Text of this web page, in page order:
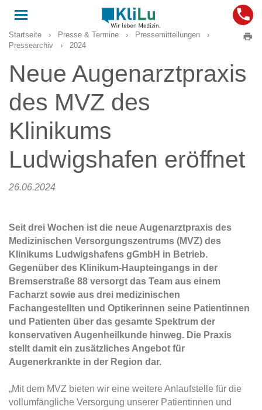
Toggle
navigation
Startseite › Presse & Termine › Pressemitteilungen
›
Pressearchiv
› 2024
Neue Augenarztpraxis
des MVZ des
Klinikums
Ludwigshafen eröffnet
26.06.2024
Seit drei Wochen ist die neue Augenarztpraxis des
Medizinischen Versorgungszentrums (MVZ) des
Klinikums Ludwigshafens gGmbH in Betrieb.
Gegenüber des Klinikum-Haupteingangs in der
Bremserstraße 88 versorgt das Team aus einem
Facharzt sowie aus drei medizinischen
Fachangestellten und Optikerinnen seine Patientinnen
und Patienten über das gesamte Spektrum der
konservativen Augenheilkunde hinweg. Die Praxis
stellt damit ein zusätzliches Angebot für
Augenerkrankte in der Region dar.
„Mit dem MVZ bieten wir eine weitere Anlaufstelle für die
vollumfängliche Versorgung unserer Patientinnen und